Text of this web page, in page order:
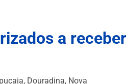
a
Douradina, Nova